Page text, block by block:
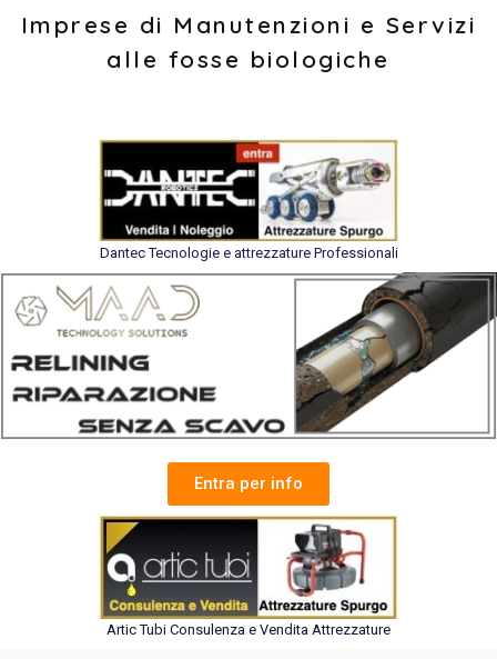
Imprese di Manutenzioni e Servizi
alle fosse biologiche
Dantec Tecnologie e attrezzature Professionali
Entra per info
Artic Tubi Consulenza e Vendita Attrezzature